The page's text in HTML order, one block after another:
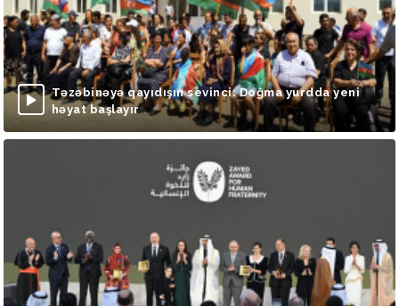
Təzəbinəyə qayıdışın sevinci: Doğma yurdda yeni
həyat başlayır